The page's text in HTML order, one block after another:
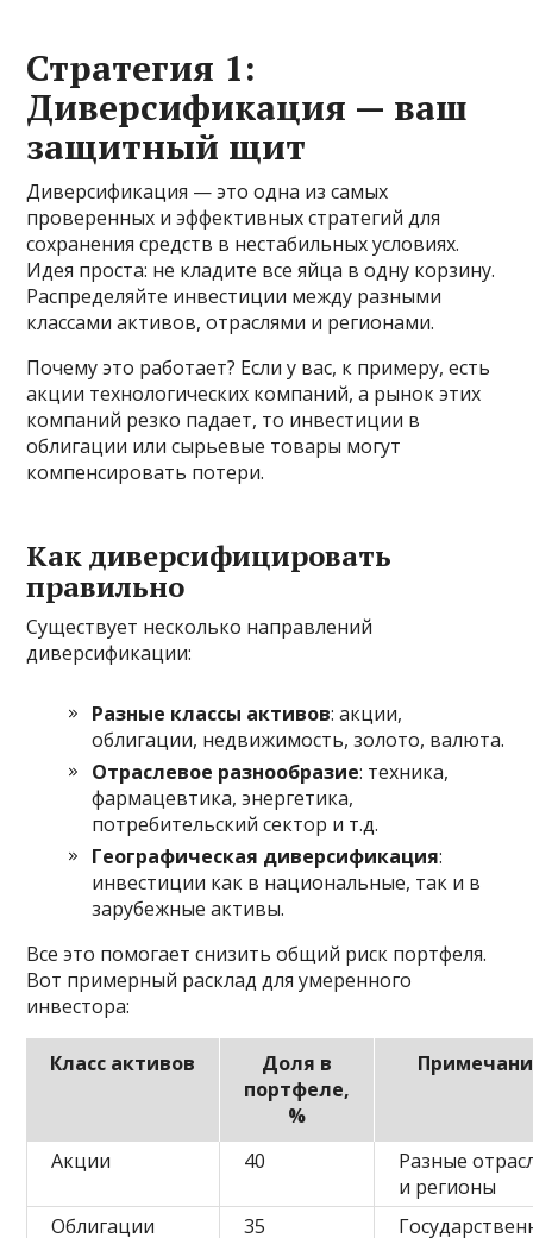
Стратегия 1:
Диверсификация — ваш
защитный щит
Диверсификация — это одна из самых
проверенных и эффективных стратегий для
сохранения средств в нестабильных условиях.
Идея проста: не кладите все яйца в одну корзину.
Распределяйте инвестиции между разными
классами активов, отраслями и регионами.
Почему это работает? Если у вас, к примеру, есть
акции технологических компаний, а рынок этих
компаний резко падает, то инвестиции в
облигации или сырьевые товары могут
компенсировать потери.
Как диверсифицировать
правильно
Существует несколько направлений
диверсификации:
Разные классы активов: акции,
облигации, недвижимость, золото, валюта.
Отраслевое разнообразие: техника,
фармацевтика, энергетика,
потребительский сектор и т.д.
Географическая диверсификация:
инвестиции как в национальные, так и в
зарубежные активы.
Все это помогает снизить общий риск портфеля.
Вот примерный расклад для умеренного
инвестора:
Класс активов
Доля в
портфеле,
%
Акции 40
Разные
и регионы
Облигации
35